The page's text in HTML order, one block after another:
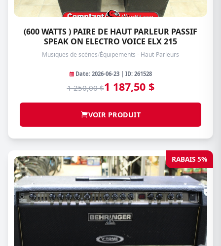
(600 WATTS ) PAIRE DE HAUT PARLEUR PASSIF
SPEAK ON ELECTRO VOICE ELX 215
Musiques de scènes/Équipements - Haut-Parleurs
Date: 2026-06-23 | ID: 261528
1 250,00 $1 187,50 $
VOIR PRODUIT
RABAIS 5%